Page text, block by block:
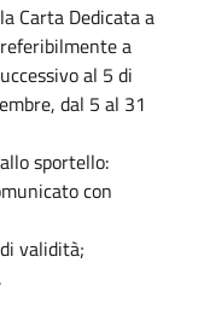
Carta Dedicata a
a
al 5 di
dal 5 al 31
sportello:
con
validità;